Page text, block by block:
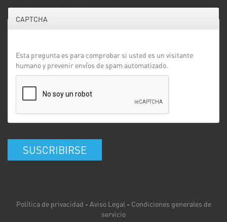
CAPTCHA
Esta pregunta es para comprobar si usted es un visitante
humano y prevenir envíos de spam automatizado.
SUSCRIBIRSE
Política de privacidad - Aviso Legal - Condiciones generales de
servicio